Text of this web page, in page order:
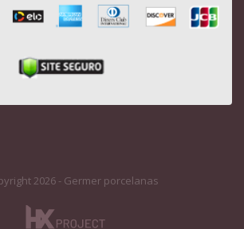
2026 - Germer porcelanas